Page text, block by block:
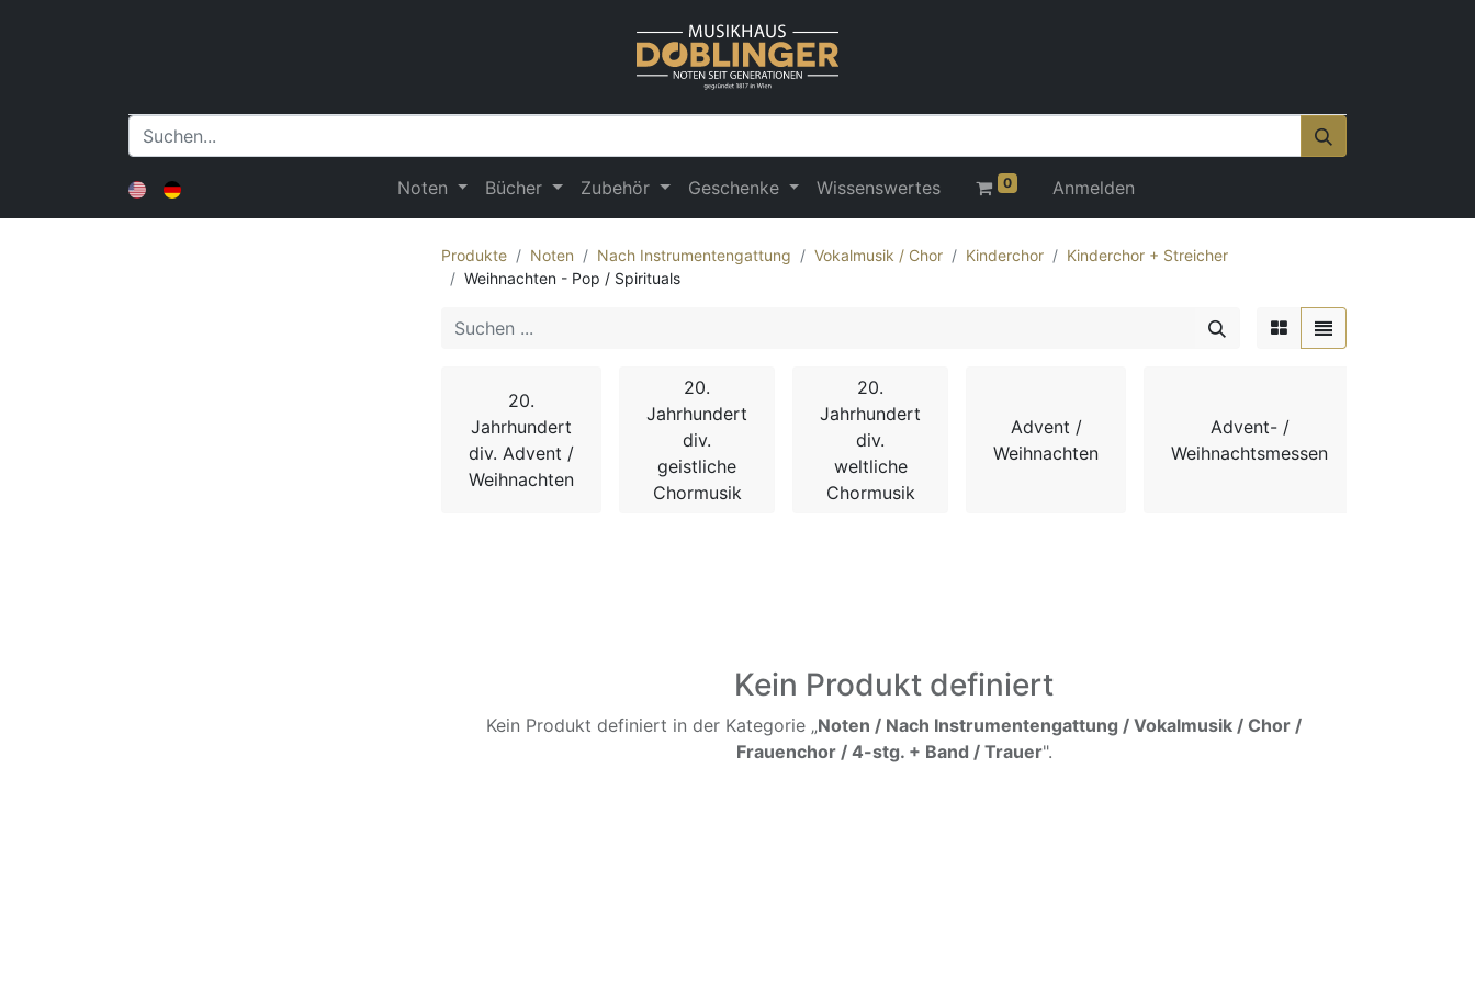
Noten Bücher Zubehör Geschenke Wissenswertes 0 Anmelden
Produkte Noten Nach Instrumentengattung Vokalmusik / Chor Kinderchor
Kinderchor + Streicher
Weihnachten - Pop / Spirituals
20.
Jahrhundert
div. Advent /
Weihnachten
20.
Jahrhundert
div.
geistliche
Chormusik
20.
Jahrhundert
div.
weltliche
Chormusik
Advent /
Weihnachten
Advent- /
Weihnachtsmessen
Kein Produkt definiert
Kein Produkt definiert in der Kategorie „Noten / Nach Instrumentengattung / Vokalmusik / Chor /
Frauenchor / 4-stg. + Band / Trauer".